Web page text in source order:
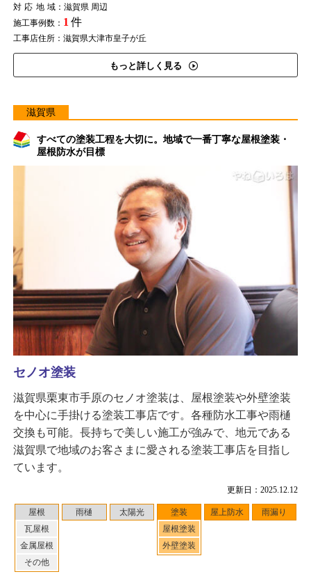
対応地域：滋賀県 周辺
施工事例数： 1 件
工事店住所：滋賀県大津市皇子が丘
もっと詳しく見る
滋賀県
すべての塗装工程を大切に。地域で一番丁寧な屋根塗装・
屋根防水が目標
更新日：2025.12.12
屋根
瓦屋根
金属屋根
その他
雨樋 太陽光
塗装
屋根塗装
外壁塗装
屋上防水 雨漏り
セノオ塗装
滋賀県栗東市手原のセノオ塗装は、屋根塗装や外壁塗装
を中心に手掛ける塗装工事店です。各種防水工事や雨樋
交換も可能。長持ちで美しい施工が強みで、地元である
滋賀県で地域のお客さまに愛される塗装工事店を目指し
ています。